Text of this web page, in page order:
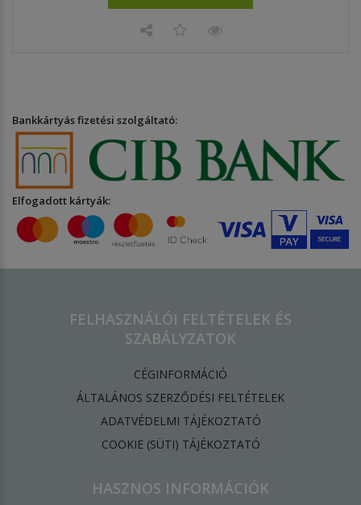
Bankkártyás fizetési szolgáltató:
Elfogadott kártyák:
FELHASZNÁLÓI FELTÉTELEK ÉS
SZABÁLYZATOK
CÉGINFORMÁCIÓ
ÁLTALÁNOS SZERZŐDÉSI FELTÉTELEK
ADATVÉDELMI TÁJÉKOZTATÓ
​COOKIE (SÜTI) TÁJÉKOZTATÓ
HASZNOS INFORMÁCIÓK